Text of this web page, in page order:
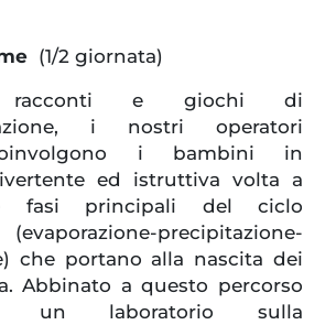
(1/2 giornata)
racconti e giochi di
i nostri operatori
i bambini in
ed istruttiva volta a
fasi principali del ciclo
precipitazione-
che portano alla nascita dei
Abbinato a questo percorso
un laboratorio sulla